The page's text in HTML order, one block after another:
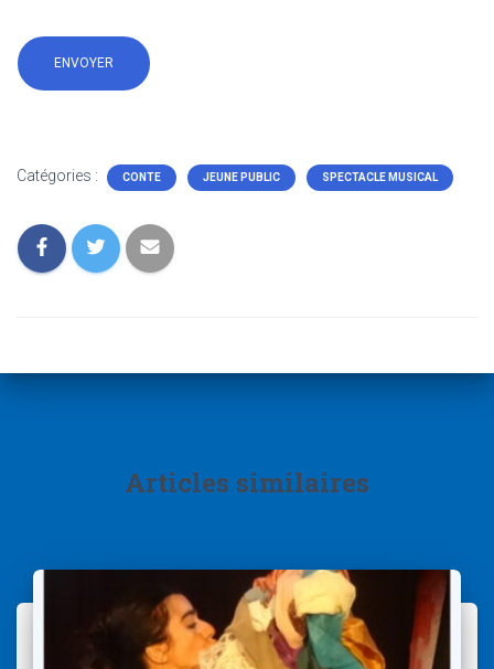
Catégories : CONTE JEUNE PUBLIC SPECTACLE MUSICAL
Articles similaires